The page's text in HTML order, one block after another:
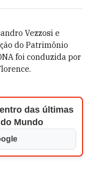
Vezzosi e
do Patrimônio
foi conduzida por
das últimas
Mundo